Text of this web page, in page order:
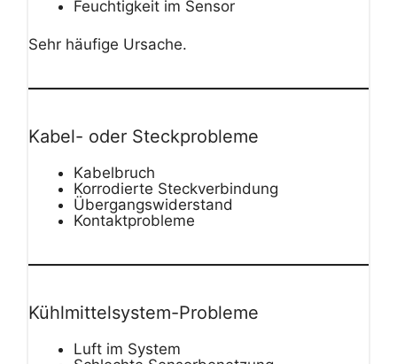
Feuchtigkeit im Sensor
Sehr häufige Ursache.
Kabel- oder Steckprobleme
Kabelbruch
Korrodierte Steckverbindung
Übergangswiderstand
Kontaktprobleme
Kühlmittelsystem-Probleme
Luft im System